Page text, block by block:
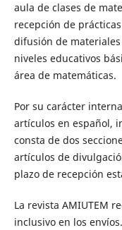
aula de clases de
recepción de
difusión de
niveles educativos
área de matemáticas.
Por su carácter
artículos en español,
consta de dos
artículos de
plazo de recepción
La revista AMIUTEM
inclusivo en los